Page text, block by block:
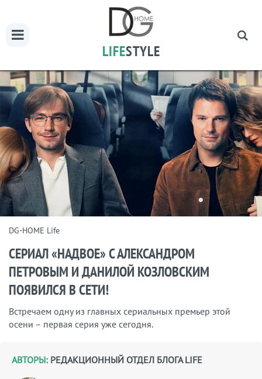
LIFESTYLE
DG-HOME Life
СЕРИАЛ «НАДВОЕ» С АЛЕКСАНДРОМ
ПЕТРОВЫМ И ДАНИЛОЙ КОЗЛОВСКИМ
ПОЯВИЛСЯ В СЕТИ!
Встречаем одну из главных сериальных премьер этой
осени – первая серия уже сегодня.
АВТОРЫ: РЕДАКЦИОННЫЙ ОТДЕЛ БЛОГА LIFE